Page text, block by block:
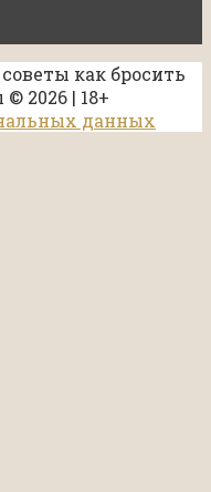
как бросить
2026 | 18+
данных